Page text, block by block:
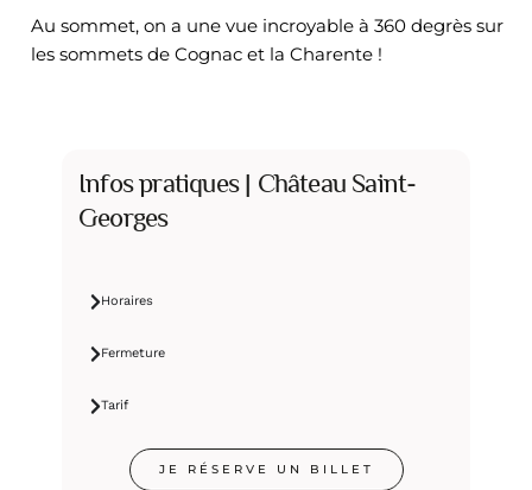
Au sommet, on a une vue incroyable à 360 degrès sur
les sommets de Cognac et la Charente !
Infos pratiques | Château Saint-
Georges
Horaires
Fermeture
Tarif
JE RÉSERVE UN BILLET